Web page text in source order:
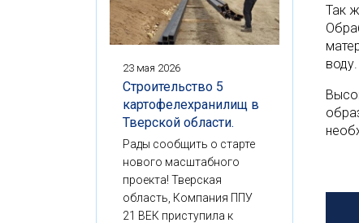
Так
воду.
23 мая 2026
Строительство 5
картофелехранилищ в
Тверской области.
Рады сообщить о старте
нового масштабного
проекта! Тверская
область, Компания ППУ
21 ВЕК приступила к